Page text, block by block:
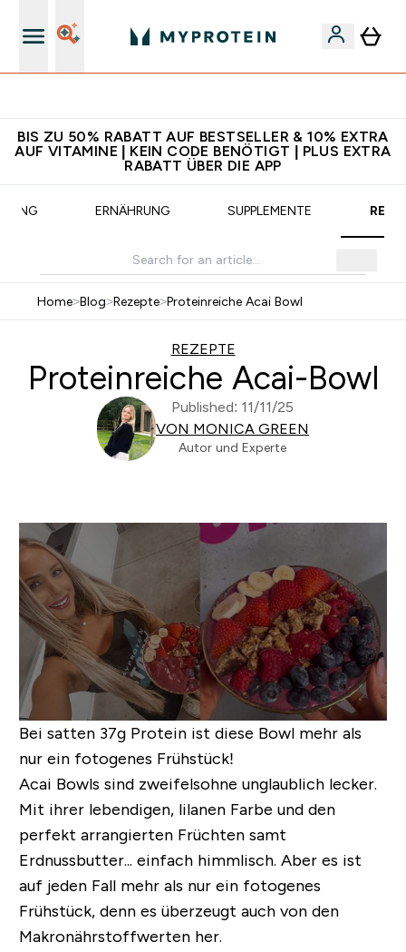
BIS ZU 50% RABATT AUF BESTSELLER & 10% EXTRA
AUF VITAMINE | KEIN CODE BENÖTIGT | PLUS EXTRA
RABATT ÜBER DIE APP
ERNÄHRUNG SUPPLEMENTE
Home>Blog>Rezepte>Proteinreiche Acai Bowl
REZEPTE
Proteinreiche Acai-Bowl
Published: 11/11/25
VON MONICA GREEN
Autor und Experte
Bei satten 37g Protein ist diese Bowl mehr als
nur ein fotogenes Frühstück!
Acai Bowls sind zweifelsohne unglaublich lecker.
Mit ihrer lebendigen, lilanen Farbe und den
perfekt arrangierten Früchten samt
Erdnussbutter... einfach himmlisch. Aber es ist
auf jeden Fall mehr als nur ein fotogenes
Frühstück, denn es überzeugt auch von den
Makronährstoffwerten her.